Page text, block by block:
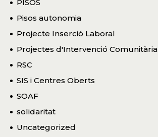
PISOS
Pisos autonomia
Projecte Inserció Laboral
Projectes d'Intervenció Comunitària
RSC
SIS i Centres Oberts
SOAF
solidaritat
Uncategorized